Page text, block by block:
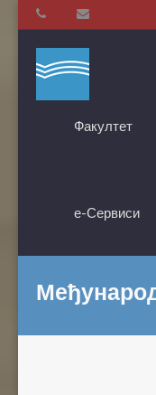
Факултет
е-Сервиси